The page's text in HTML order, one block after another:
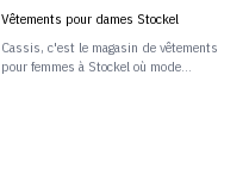
Vêtements pour dames Stockel
Cassis, c'est le magasin de vêtements
pour femmes à Stockel où mode...